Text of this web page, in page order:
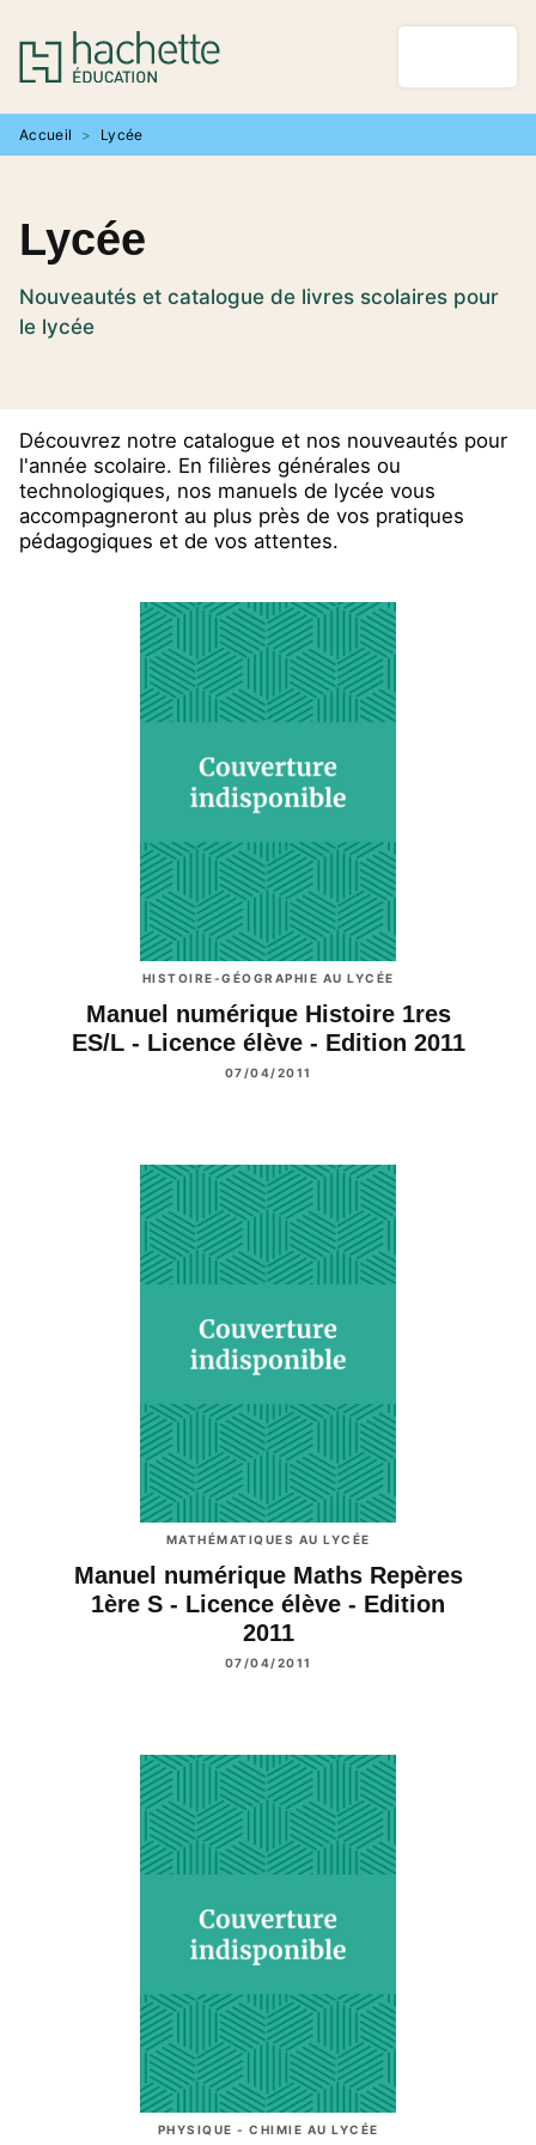
MENU RECHERCHE
PIED DE PAGE
Accueil > Lycée
Lycée
Nouveautés et catalogue de livres scolaires pour
le lycée
Découvrez notre catalogue et nos nouveautés pour
l'année scolaire. En filières générales ou
technologiques, nos manuels de lycée vous
accompagneront au plus près de vos pratiques
pédagogiques et de vos attentes.
HISTOIRE-GÉOGRAPHIE AU LYCÉE
Manuel numérique Histoire 1res
ES/L - Licence élève - Edition 2011
07/04/2011
MATHÉMATIQUES AU LYCÉE
Manuel numérique Maths Repères
1ère S - Licence élève - Edition
2011
07/04/2011
PHYSIQUE - CHIMIE AU LYCÉE